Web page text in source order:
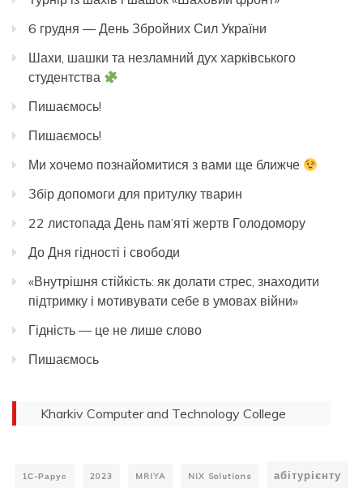
6 грудня — День Збройних Сил України
Шахи, шашки та незламний дух харківського
студентства
Пишаємось!
Пишаємось!
Ми хочемо познайомитися з вами ще ближче
Збір допомоги для притулку тварин
22 листопада День пам’яті жертв Голодомору
До Дня гідності і свободи
«Внутрішня стійкість: як долати стрес, знаходити
підтримку і мотивувати себе в умовах війни»
Гідність — це не лише слово
Пишаємось
Kharkiv Computer and Technology College
1С-Рарус 2023 MRIYA NIX Solutions абітурієнту